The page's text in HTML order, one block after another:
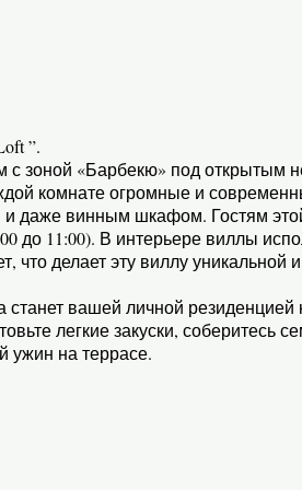
”.
с зоной «Барбекю» под открытым
комнате огромные и
даже винным шкафом. Гостям
до 11:00). В интерьере виллы
делает эту виллу уникальной
вашей личной резиденцией
легкие закуски, соберитесь
ужин на террасе.